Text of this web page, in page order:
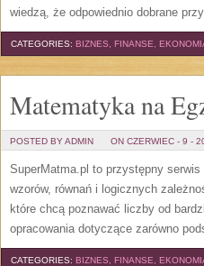
wiedzą, że odpowiednio dobrane
CATEGORIES: BIZNES, FINANSE,
Matematyka na
POSTED BY ADMIN ON CZERWIEC - 9 -
SuperMatma.pl to przystępny
wzorów, równań i logicznych
które chcą poznawać liczby od
opracowania dotyczące zarówno
CATEGORIES: BIZNES, FINANSE,